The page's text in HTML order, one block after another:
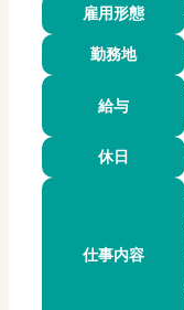
雇用形態
勤務地
給与
休日
仕事内容